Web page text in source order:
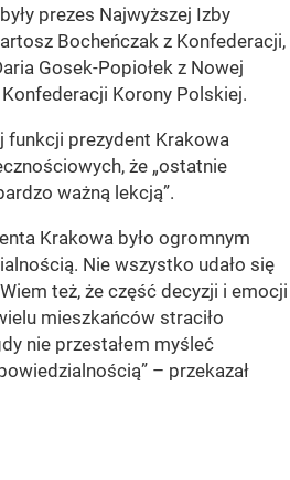
prezes Najwyższej Izby
Bocheńczak z Konfederacji,
Gosek-Popiołek z Nowej
Korony Polskiej.
funkcji prezydent Krakowa
że „ostatnie
ważną lekcją”.
Krakowa było ogromnym
Nie wszystko udało się
też, że część decyzji i emocji
mieszkańców straciło
nie przestałem myśleć
– przekazał